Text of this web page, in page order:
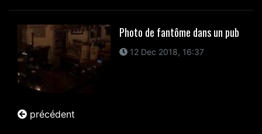
Photo de fantôme dans un pub
12 Dec 2018, 16:37
précédent